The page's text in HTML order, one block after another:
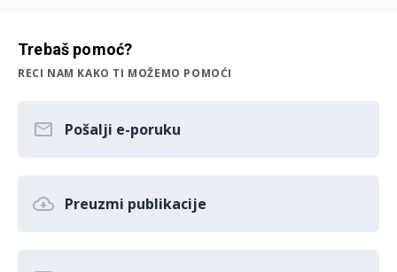
Trebaš pomoć?
RECI NAM KAKO TI MOŽEMO POMOĆI
Pošalji e-poruku
Preuzmi publikacije